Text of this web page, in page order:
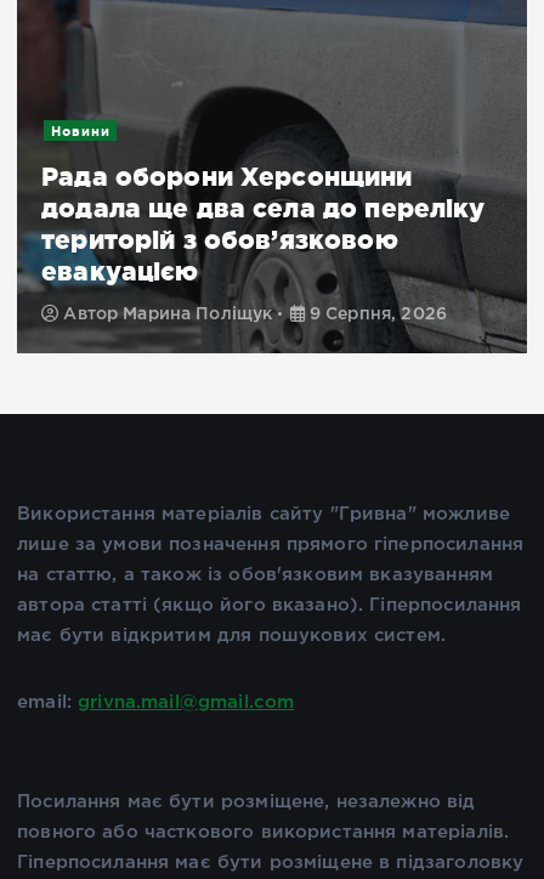
Новини
Рада оборони Херсонщини
додала ще два села до переліку
територій з обов’язковою
евакуацією
Автор Марина Поліщук 9 Серпня, 2026
Використання матеріалів сайту "Гривна" можливе
лише за умови позначення прямого гіперпосилання
на статтю, а також із обов'язковим вказуванням
автора статті (якщо його вказано). Гіперпосилання
має бути відкритим для пошукових систем.
email: grivna.mail@gmail.com
Посилання має бути розміщене, незалежно від
повного або часткового використання матеріалів.
Гіперпосилання має бути розміщене в підзаголовку